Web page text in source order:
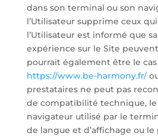
dans son terminal ou son
l’Utilisateur supprime ceux
l’Utilisateur est informé que
expérience sur le Site
pourrait également être le
https://www.be-harmony.fr/
prestataires ne peut pas
de compatibilité technique,
navigateur utilisé par le
de langue et d’affichage ou